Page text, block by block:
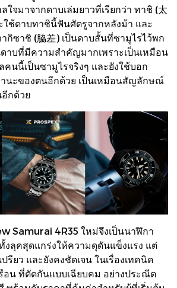
ใจมาจากดาบเล่มยาวที่เรียกว่า ทาชิ (太
ใช้ดาบทาชินี้ฟันศัตรูจากหลังม้า และ
กิซาชิ (脇差) เป็นดาบสั้นที่ซามูไรไว้พก
าบที่มีความสำคัญมากเพราะเป็นเหมือน
คนนี้เป็นซามูไรจริงๆ และยังใช้บอก
นะของตนอีกด้วย เป็นเหมือนสัญลักษณ์
กด้วย
Samurai 4R35 ใหม่จึงเป็นนาฬิกา
งลุคสุดแกร่งให้ความดุดันแข็งแรง แต่
รียว และยังคงชัดเจน ในเรื่องเทคนิค
อน ที่ตัดกันแบบเฉียบคม อย่างประณีต